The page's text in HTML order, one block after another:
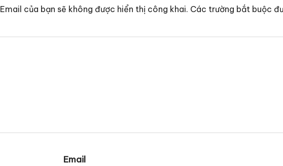
Email của bạn sẽ không được hiển thị công khai. Các trường bắt buộc
Email